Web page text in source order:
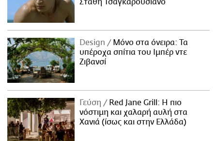
Στάθη Τσαγκαρουσιάνο
Design
Μόνο στα όνειρα: Τα
υπέροχα σπίτια του Ιμπέρ ντε
Ζιβανσί
Γεύση
Red Jane Grill: Η πιο
νόστιμη και χαλαρή αυλή στα
Χανιά (ίσως και στην Ελλάδα)